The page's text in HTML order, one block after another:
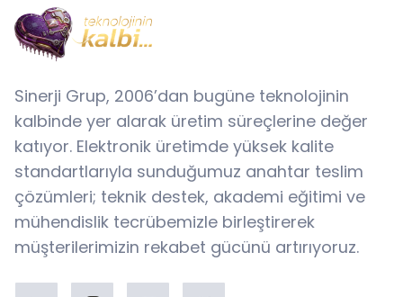
Sinerji Grup, 2006’dan bugüne teknolojinin
kalbinde yer alarak üretim süreçlerine değer
katıyor. Elektronik üretimde yüksek kalite
standartlarıyla sunduğumuz anahtar teslim
çözümleri; teknik destek, akademi eğitimi ve
mühendislik tecrübemizle birleştirerek
müşterilerimizin rekabet gücünü artırıyoruz.